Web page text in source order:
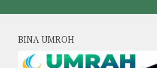
BINA UMROH